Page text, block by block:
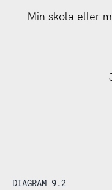
Min skola eller
DIAGRAM 9.2